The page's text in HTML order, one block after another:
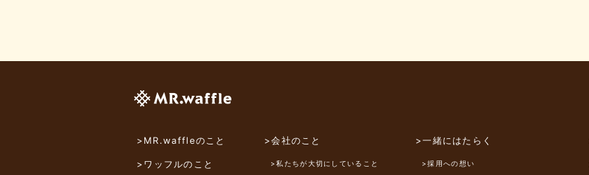
>MR.waffleのこと
>ワッフルのこと
>会社のこと
>私たちが大切にしていること
>一緒にはたらく
>採用への想い